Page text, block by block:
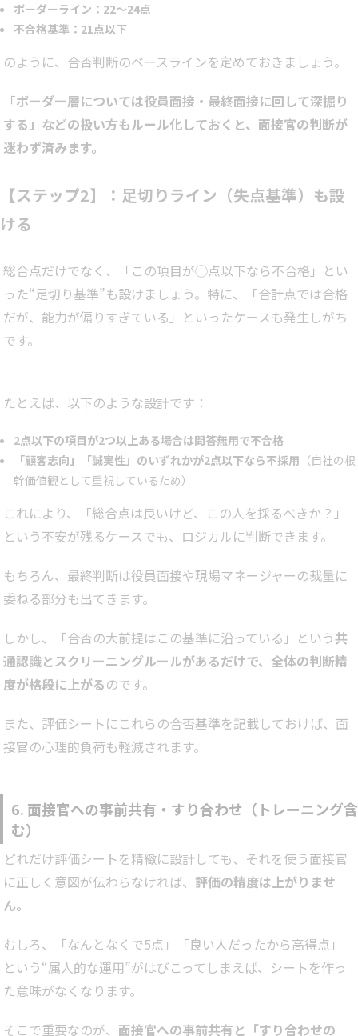
ボーダーライン：22〜24点
不合格基準：21点以下
のように、合否判断のベースラインを定めておきましょう。
「ボーダー層については役員面接・最終面接に回して深掘り
する」などの扱い方もルール化しておくと、面接官の判断が
迷わず済みます。
【ステップ2】：足切りライン（失点基準）も設
ける
総合点だけでなく、「この項目が◯点以下なら不合格」とい
った“足切り基準”も設けましょう。特に、「合計点では合格
だが、能力が偏りすぎている」といったケースも発生しがち
です。
たとえば、以下のような設計です：
2点以下の項目が2つ以上ある場合は問答無用で不合格
「顧客志向」「誠実性」のいずれかが2点以下なら不採用 （自社の根
幹価値観として重視しているため）
これにより、「総合点は良いけど、この人を採るべきか？」
という不安が残るケースでも、ロジカルに判断できます。
もちろん、最終判断は役員面接や現場マネージャーの裁量に
委ねる部分も出てきます。
しかし、「合否の大前提はこの基準に沿っている」という共
通認識とスクリーニングルールがあるだけで、全体の判断精
度が格段に上がるのです。
また、評価シートにこれらの合否基準を記載しておけば、面
接官の心理的負荷も軽減されます。
6. 面接官への事前共有・すり合わせ（トレーニング含
む）
どれだけ評価シートを精緻に設計しても、それを使う面接官
に正しく意図が伝わらなければ、 評価の精度は上がりませ
ん。
むしろ、「なんとなくで5点」「良い人だったから高得点」
という“属人的な運用”がはびこってしまえば、シートを作っ
た意味がなくなります。
そこで重要なのが、 面接官への事前共有と「すり合わせの